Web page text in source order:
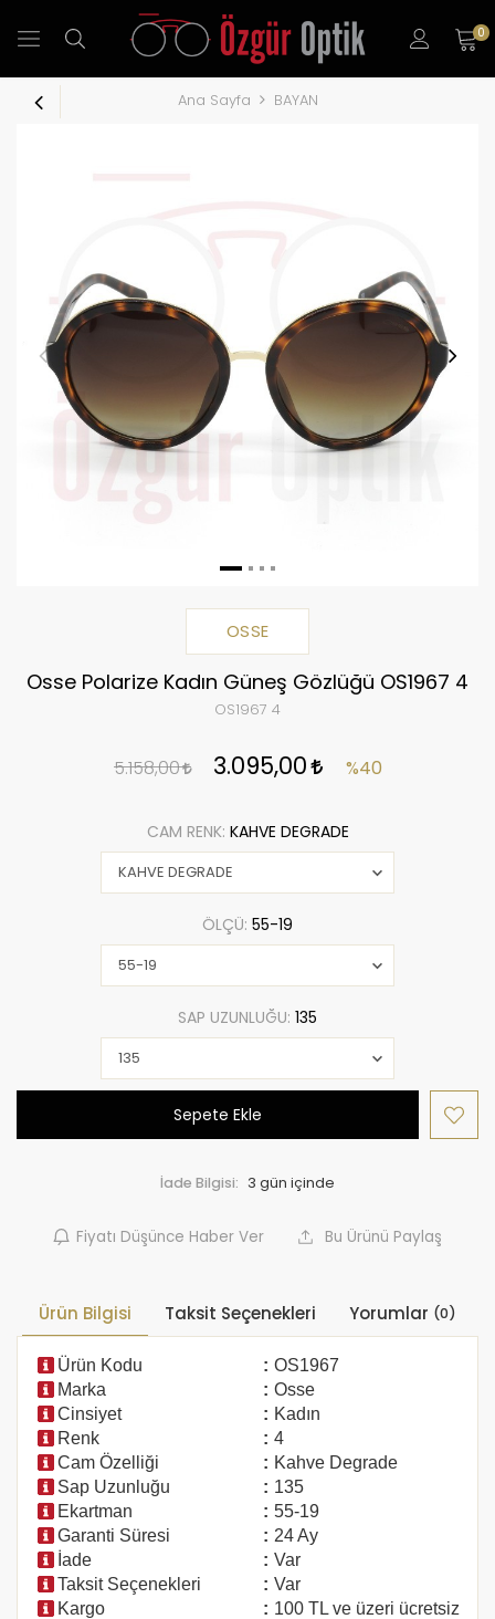
0
Ana Sayfa BAYAN
OSSE
Osse Polarize Kadın Güneş Gözlüğü OS1967 4
OS1967 4
5.158,00 3.095,00 %40
CAM RENK: KAHVE DEGRADE
ÖLÇÜ: 55-19
SAP UZUNLUĞU: 135
Sepete Ekle
İade Bilgisi:
Fiyatı Düşünce Haber Ver Bu Ürünü Paylaş
Ürün Bilgisi Taksit Seçenekleri Yorumlar (0)
Ürün Kodu : OS1967
Marka
: Osse
Cinsiyet
: Kadın
Renk
: 4
Cam Özelliği
: Kahve Degrade
Sap Uzunluğu
: 135
Ekartman
: 55-19
Garanti Süresi
: 24 Ay
İade
: Var
Taksit Seçenekleri
: Var
Kargo
: 100 TL ve üzeri ücretsiz